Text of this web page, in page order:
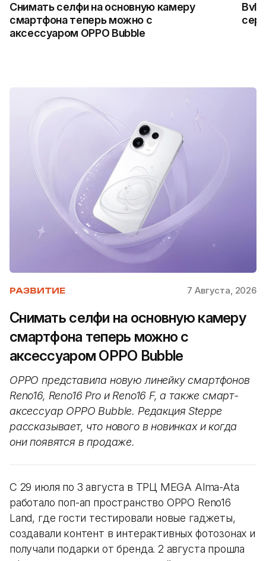
Снимать селфи на основную камеру
смартфона теперь можно с
аксессуаром OPPO Bubble
РАЗВИТИЕ 7 Августа, 2026
Снимать селфи на основную камеру
смартфона теперь можно с
аксессуаром OPPO Bubble
OPPO представила новую линейку смартфонов
Reno16, Reno16 Pro и Reno16 F, а также смарт-
аксессуар OPPO Bubble. Редакция Steppe
рассказывает, что нового в новинках и когда
они появятся в продаже.
С 29 июля по 3 августа в ТРЦ MEGA Alma-Ata
работало поп-ап пространство OPPO Reno16
Land, где гости тестировали новые гаджеты,
создавали контент в интерактивных фотозонах и
получали подарки от бренда. 2 августа прошла